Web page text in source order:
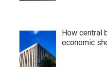
How central
economic